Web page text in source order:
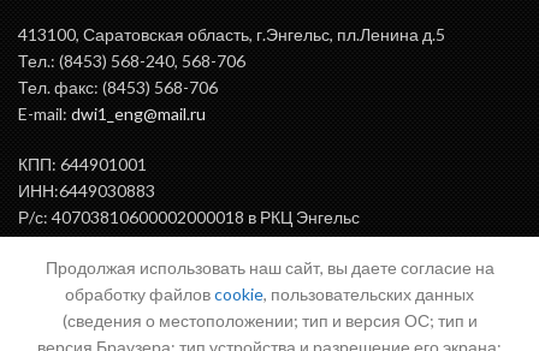
413100, Саратовская область, г.Энгельс, пл.Ленина д.5
Тел.: (8453) 568-240, 568-706
Тел. факс: (8453) 568-706
E-mail: dwi1_eng@mail.ru
КПП: 644901001
ИНН:6449030883
Р/с: 40703810600002000018 в РКЦ Энгельс
БИК: 046375000
ВАЖНАЯ ИНФОРМАЦИЯ
Продолжая использовать наш сайт, вы даете согласие на
обработку файловcookie, пользовательских данных
(сведения о местоположении; тип и версия ОС; тип и
версия Браузера; тип устройства и разрешение его экрана;